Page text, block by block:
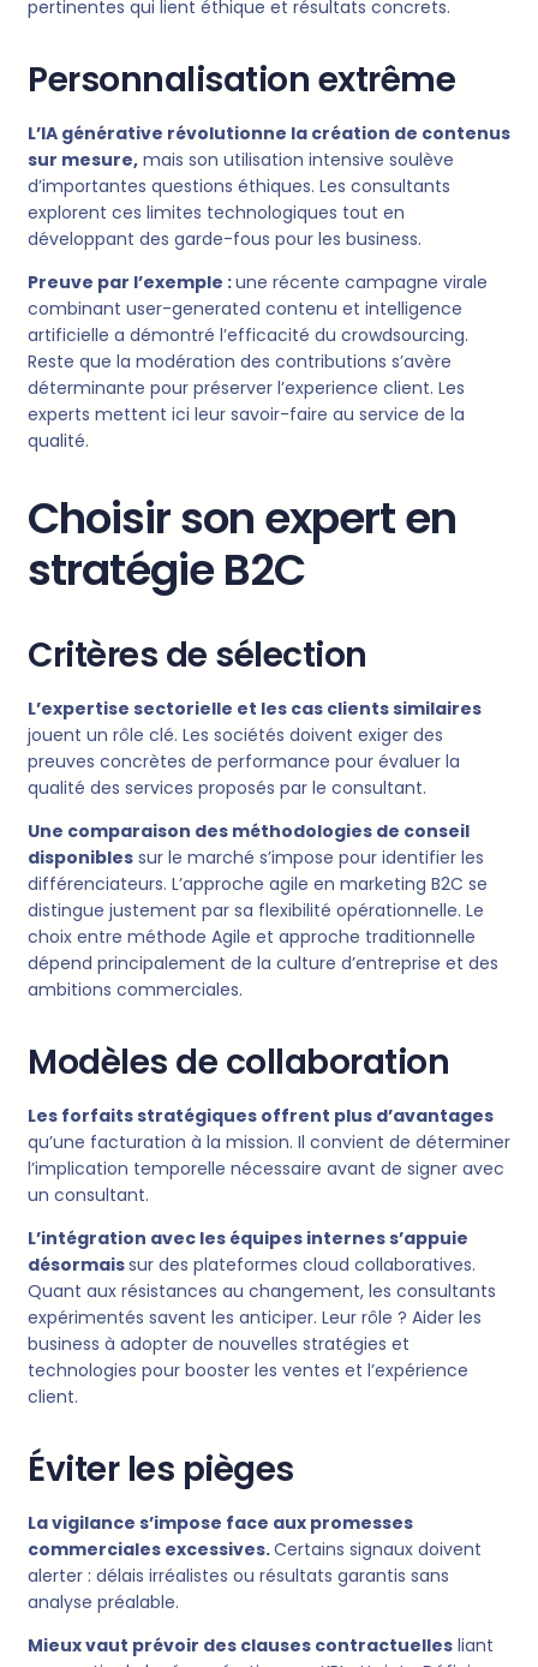
pertinentes qui lient éthique et résultats concrets.
Personnalisation extrême
L’IA générative révolutionne la création de contenus
sur mesure, mais son utilisation intensive soulève
d’importantes questions éthiques. Les consultants
explorent ces limites technologiques tout en
développant des garde-fous pour les business.
Preuve par l’exemple :une récente campagne virale
combinant user-generated contenu et intelligence
artificielle a démontré l’efficacité du crowdsourcing.
Reste que la modération des contributions s’avère
déterminante pour préserver l’experience client. Les
experts mettent ici leur savoir-faire au service de la
qualité.
Choisir son expert en
stratégie B2C
Critères de sélection
L’expertise sectorielle et les cas clients similaires
jouent un rôle clé. Les sociétés doivent exiger des
preuves concrètes de performance pour évaluer la
qualité des services proposés par le consultant.
Une comparaison des méthodologies de conseil
disponibles sur le marché s’impose pour identifier les
différenciateurs. L’approche agile en marketing B2C se
distingue justement par sa flexibilité opérationnelle. Le
choix entre méthode Agile et approche traditionnelle
dépend principalement de la culture d’entreprise et des
ambitions commerciales.
Modèles de collaboration
Les forfaits stratégiques offrent plus d’avantages
qu’une facturation à la mission. Il convient de déterminer
l’implication temporelle nécessaire avant de signer avec
un consultant.
L’intégration avec les équipes internes s’appuie
désormaissur des plateformes cloud collaboratives.
Quant aux résistances au changement, les consultants
expérimentés savent les anticiper. Leur rôle ? Aider les
business à adopter de nouvelles stratégies et
technologies pour booster les ventes et l’expérience
client.
Éviter les pièges
La vigilance s’impose face aux promesses
commerciales excessives.Certains signaux doivent
alerter : délais irréalistes ou résultats garantis sans
analyse préalable.
Mieux vaut prévoir des clauses contractuelles liant